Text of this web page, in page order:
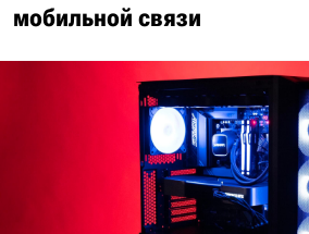
мобильной связи